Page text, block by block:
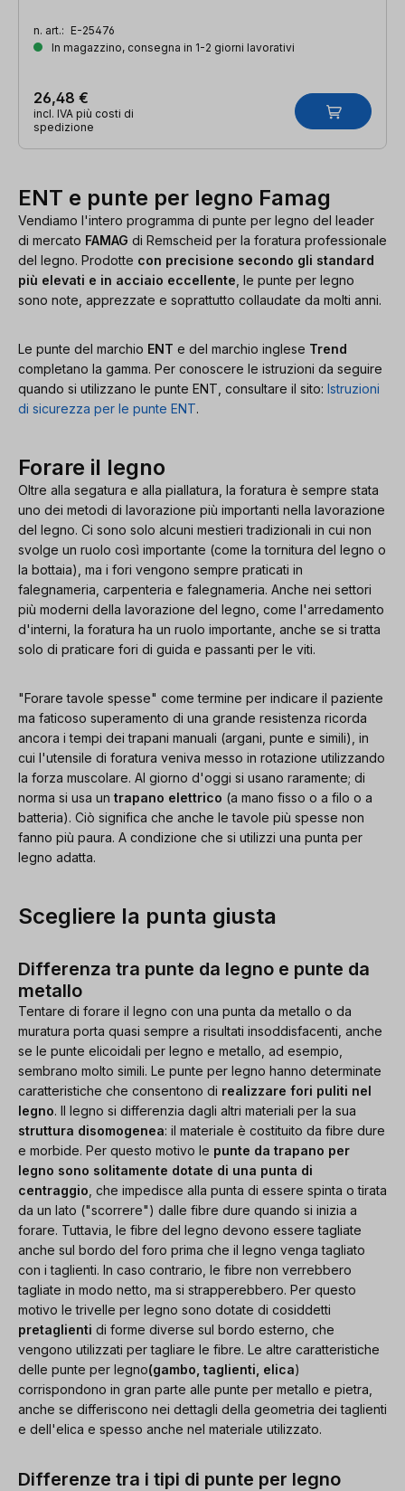
n. art.: E-25476
In magazzino, consegna in 1-2 giorni lavorativi
26,48 €
incl. IVA più costi di
spedizione
ENT e punte per legno Famag
Vendiamo l'intero programma di punte per legno del leader
di mercato FAMAG di Remscheid per la foratura professionale
del legno. Prodotte con precisione secondo gli standard
più elevati e in acciaio eccellente , le punte per legno
sono note, apprezzate e soprattutto collaudate da molti anni.
Le punte del marchio ENT e del marchio inglese Trend
completano la gamma. Per conoscere le istruzioni da seguire
quando si utilizzano le punte ENT, consultare il sito: Istruzioni
di sicurezza per le punte ENT.
Forare il legno
Oltre alla segatura e alla piallatura, la foratura è sempre stata
uno dei metodi di lavorazione più importanti nella lavorazione
del legno. Ci sono solo alcuni mestieri tradizionali in cui non
svolge un ruolo così importante (come la tornitura del legno o
la bottaia), ma i fori vengono sempre praticati in
falegnameria, carpenteria e falegnameria. Anche nei settori
più moderni della lavorazione del legno, come l'arredamento
d'interni, la foratura ha un ruolo importante, anche se si tratta
solo di praticare fori di guida e passanti per le viti.
"Forare tavole spesse" come termine per indicare il paziente
ma faticoso superamento di una grande resistenza ricorda
ancora i tempi dei trapani manuali (argani, punte e simili), in
cui l'utensile di foratura veniva messo in rotazione utilizzando
la forza muscolare. Al giorno d'oggi si usano raramente; di
norma si usa un trapano elettrico (a mano fisso o a filo o a
batteria). Ciò significa che anche le tavole più spesse non
fanno più paura. A condizione che si utilizzi una punta per
legno adatta.
Scegliere la punta giusta
Differenza tra punte da legno e punte da
metallo
Tentare di forare il legno con una punta da metallo o da
muratura porta quasi sempre a risultati insoddisfacenti, anche
se le punte elicoidali per legno e metallo, ad esempio,
sembrano molto simili. Le punte per legno hanno determinate
caratteristiche che consentono di realizzare fori puliti nel
legno. Il legno si differenzia dagli altri materiali per la sua
struttura disomogenea: il materiale è costituito da fibre dure
e morbide. Per questo motivo le punte da trapano per
legno sono solitamente dotate di una punta di
centraggio , che impedisce alla punta di essere spinta o tirata
da un lato ("scorrere") dalle fibre dure quando si inizia a
forare. Tuttavia, le fibre del legno devono essere tagliate
anche sul bordo del foro prima che il legno venga tagliato
con i taglienti. In caso contrario, le fibre non verrebbero
tagliate in modo netto, ma si strapperebbero. Per questo
motivo le trivelle per legno sono dotate di cosiddetti
pretaglienti di forme diverse sul bordo esterno, che
vengono utilizzati per tagliare le fibre. Le altre caratteristiche
delle punte per legno(gambo, taglienti, elica)
corrispondono in gran parte alle punte per metallo e pietra,
anche se differiscono nei dettagli della geometria dei taglienti
e dell'elica e spesso anche nel materiale utilizzato.
Differenze tra i tipi di punte per legno